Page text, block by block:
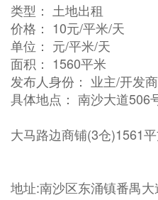
类型： 土地出租
价格： 10元/平米/天
单位： 元/平米/天
面积： 1560平米
发布人身份： 业主/开发商
具体地点： 南沙大道506
大马路边商铺(3仓)1561
地址:南沙区东涌镇番禺